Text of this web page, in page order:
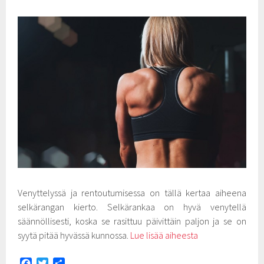
Venyttelyssä ja rentoutumisessa on tällä kertaa aiheena
selkärangan kierto. Selkärankaa on hyvä venytellä
säännöllisesti, koska se rasittuu päivittäin paljon ja se on
syytä pitää hyvässä kunnossa. Lue lisää aiheesta